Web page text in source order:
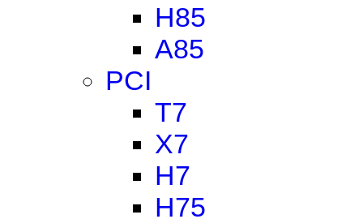
H85
A85
PCI
T7
X7
H7
H75